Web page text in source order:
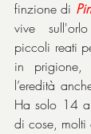
finzione di
vive
piccoli reati
in prigione,
l’eredità
Ha solo 14
di cose, molti